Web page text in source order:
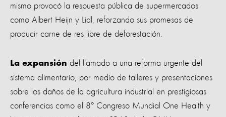
mismo provocó la respuesta pública de supermercados
como Albert Heijn y Lidl, reforzando sus promesas de
producir carne de res libre de deforestación.
La expansión del llamado a una reforma urgente del
sistema alimentario, por medio de talleres y presentaciones
sobre los daños de la agricultura industrial en prestigiosas
conferencias como el 8º Congreso Mundial One Health y